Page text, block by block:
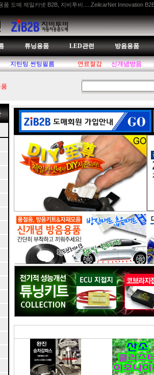
품 도매 제일카넷 B2B, 지비투비.....ZeilcarNet Innovation
튜닝용품 LED관련 방음용품
지틴팅.썬팅필름 연료절감 신개념방음